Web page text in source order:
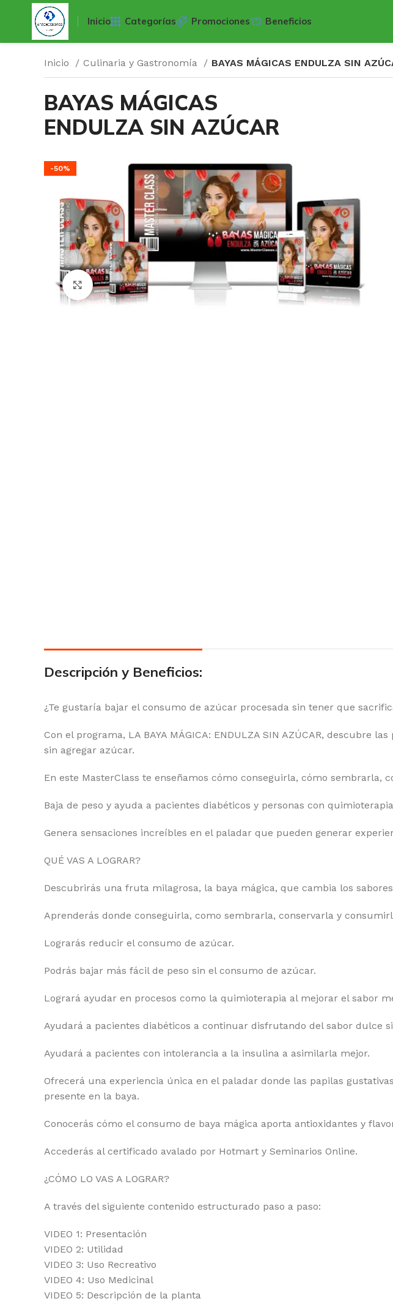
Inicio Categorías Promociones Beneficios
Inicio Culinaria y Gastronomía BAYAS MÁGICAS ENDULZA SIN
BAYAS MÁGICAS
ENDULZA SIN AZÚCAR
-50%
Click para agrandar
Descripción y Beneficios:
¿Te gustaría bajar el consumo de azúcar procesada sin tener que
Con el programa, LA BAYA MÁGICA: ENDULZA SIN AZÚCAR,
sin agregar azúcar.
En este MasterClass te enseñamos cómo conseguirla, cómo sembrarla,
Baja de peso y ayuda a pacientes diabéticos y personas con
Genera sensaciones increíbles en el paladar que pueden generar
QUÉ VAS A LOGRAR?
Descubrirás una fruta milagrosa, la baya mágica, que cambia los
Aprenderás donde conseguirla, como sembrarla, conservarla y
Lograrás reducir el consumo de azúcar.
Podrás bajar más fácil de peso sin el consumo de azúcar.
Logrará ayudar en procesos como la quimioterapia al mejorar el sabor
Ayudará a pacientes diabéticos a continuar disfrutando del sabor dulce
Ayudará a pacientes con intolerancia a la insulina a asimilarla mejor.
Ofrecerá una experiencia única en el paladar donde las papilas
presente en la baya.
Conocerás cómo el consumo de baya mágica aporta antioxidantes y
Accederás al certificado avalado por Hotmart y Seminarios Online.
¿CÓMO LO VAS A LOGRAR?
A través del siguiente contenido estructurado paso a paso:
VIDEO 1: Presentación
VIDEO 2: Utilidad
VIDEO 3: Uso Recreativo
VIDEO 4: Uso Medicinal
VIDEO 5: Descripción de la planta